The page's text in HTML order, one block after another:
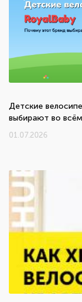
Детские
выбирают во
01.07.2026